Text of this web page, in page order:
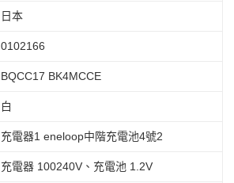
日本
0102166
BQCC17 BK4MCCE
白
充電器1 eneloop中階充電池4號2
充電器 100240V、充電池 1.2V